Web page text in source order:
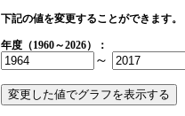
下記の値を変更することができます。
年度（1960～2026）：
～